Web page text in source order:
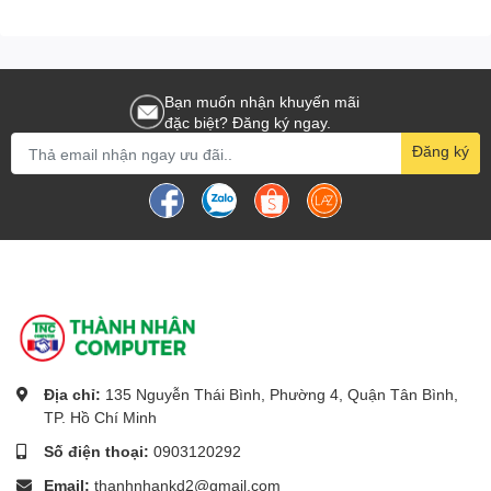
Bạn muốn nhận khuyến mãi
đặc biệt? Đăng ký ngay.
Đăng ký
Địa chỉ: 135 Nguyễn Thái Bình, Phường 4, Quận Tân Bình,
TP. Hồ Chí Minh
Số điện thoại: 0903120292
Email: thanhnhankd2@gmail.com